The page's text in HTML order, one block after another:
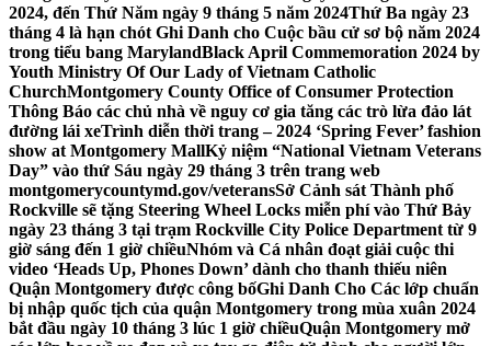
2024, đến Thứ Năm ngày 9 tháng 5 năm 2024Thứ Ba ngày 23
tháng 4 là hạn chót Ghi Danh cho Cuộc bầu cử sơ bộ năm 2024
trong tiểu bang MarylandBlack April Commemoration 2024 by
Youth Ministry Of Our Lady of Vietnam Catholic
ChurchMontgomery County Office of Consumer Protection
Thông Báo các chủ nhà về nguy cơ gia tăng các trò lừa đảo lát
đường lái xeTrình diễn thời trang – 2024 ‘Spring Fever’ fashion
show at Montgomery MallKỷ niệm “National Vietnam Veterans
Day” vào thứ Sáu ngày 29 tháng 3 trên trang web
montgomerycountymd.gov/veteransSở Cảnh sát Thành phố
Rockville sẽ tặng Steering Wheel Locks miễn phí vào Thứ Bảy
ngày 23 tháng 3 tại trạm Rockville City Police Department từ 9
giờ sáng đến 1 giờ chiềuNhóm và Cá nhân đoạt giải cuộc thi
video ‘Heads Up, Phones Down’ dành cho thanh thiếu niên
Quận Montgomery được công bốGhi Danh Cho Các lớp chuẩn
bị nhập quốc tịch của quận Montgomery trong mùa xuân 2024
bắt đầu ngày 10 tháng 3 lúc 1 giờ chiềuQuận Montgomery mở